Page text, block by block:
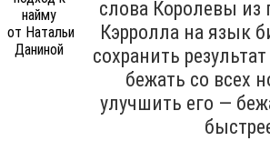
слова Королевы из
Кэрролла на язык
сохранить
бежать со всех
улучшить его —